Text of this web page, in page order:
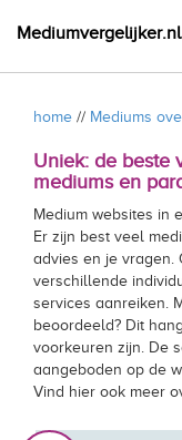
Mediumvergelijker.nl
home // Mediums
Uniek: de beste
mediums en
Medium websites in
Er zijn best veel
advies en je vragen.
verschillende
services aanreiken.
beoordeeld? Dit
voorkeuren zijn. De
aangeboden op de
Vind hier ook meer